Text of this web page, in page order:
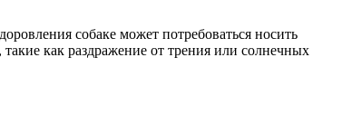
собаке может потребоваться носить
как раздражение от трения или солнечных